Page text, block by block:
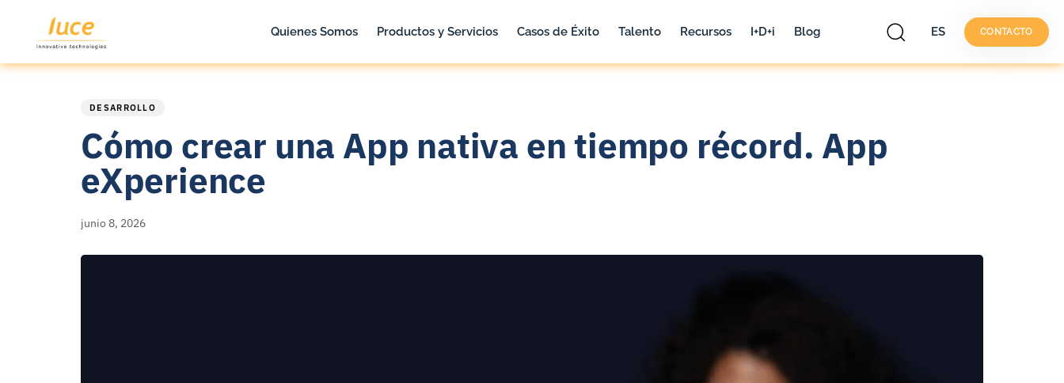
Quienes Somos Productos y Servicios Casos de Éxito Talento Recursos I+D+i Blog ES CONTACTO
DESARROLLO
Cómo crear una App nativa en tiempo récord. App
eXperience
junio 8, 2026